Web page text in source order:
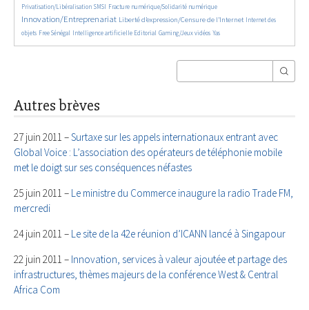
Privatisation/Libéralisation
136/5557 SMSI
492/5557 Fracture numérique/Solidarité numérique
2787/5557
Innovation/Entreprenariat
1365/5557 Liberté d’expression/Censure de l’Internet
50/5557
Internet des
objets
174/5557Free Sénégal
879/5557 Intelligence artificielle
202/5557 Editorial
68/5557 Gaming/Jeux vidéos
28/5557 Yas
Autres brèves
27 juin 2011 –Surtaxe sur les appels internationaux entrant avec
Global Voice : L’association des opérateurs de téléphonie mobile
met le doigt sur ses conséquences néfastes
25 juin 2011 – Le ministre du Commerce inaugure la radio Trade FM,
mercredi
24 juin 2011 – Le site de la 42e réunion d’ICANN lancé à Singapour
22 juin 2011 – Innovation, services à valeur ajoutée et partage des
infrastructures, thèmes majeurs de la conférence West & Central
Africa Com